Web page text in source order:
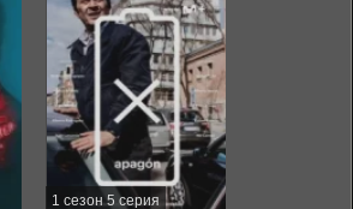
1 сезон 5 серия